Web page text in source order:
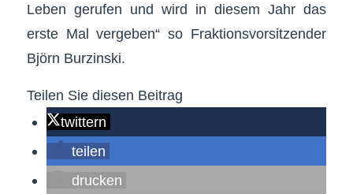
Leben gerufen und wird in diesem Jahr das
erste Mal vergeben“ so Fraktionsvorsitzender
Björn Burzinski.
Teilen Sie diesen Beitrag
twittern
teilen
drucken